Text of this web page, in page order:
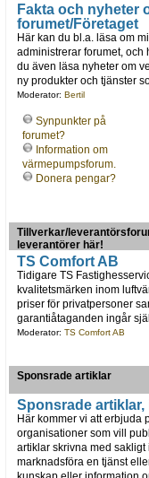
Fakta och nyheter
forumet/Företaget
Här kan du bl.a. läsa om
administrerar forumet, och
du även läsa nyheter om
ny produkter och tjänster
Moderator: Bertil
Synpunkter på
forumet?
Information om
värmepumpsforum.
Donera pengar?
Tillverkar/
leverantörer här!
TS Comfort AB
Tidigare TS
kvalitetsmärken inom
priser för privatpersoner
garantiåtaganden ingår
Moderator: TS Comfort AB
Sponsrade artiklar
Sponsrade
Här kommer vi att erbjuda
organisationer som vill
artiklar skrivna med
marknadsföra en tjänst